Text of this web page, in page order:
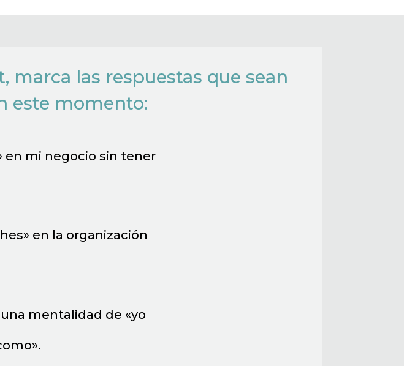
marca las respuestas que sean
este momento:
en mi negocio sin tener
en la organización
mentalidad de «yo